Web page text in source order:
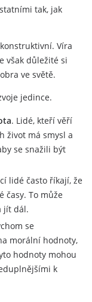
tak, jak
Víra
však důležité si
ve světě.
jedince.
. Lidé, kteří věří
život má smysl a
se snažili být
lidé často říkají, že
časy. To může
jít dál.
se
morální hodnoty,
hodnoty mohou
k